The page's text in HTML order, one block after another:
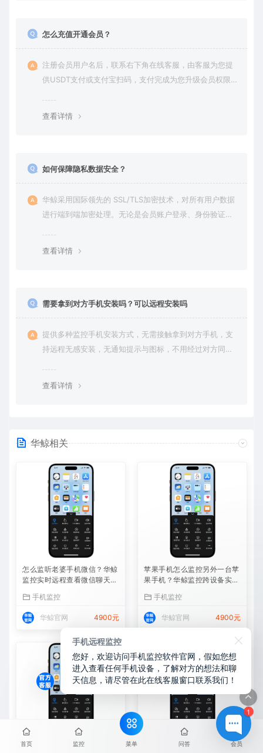
怎么充值开通会员？
注册会员用户名后，联系右下角在线客服，由客服为您提
供USDT支付或支付宝扫码，支付完成为您升级会员权限后
查看详情
如何保障隐私数据安全？
华鲸采用国际领先的 SSL/TLS加密技术，对所有用户数据
进行端到端加密处理。无论是会员账户登录、身份验证还
查看详情
需要拿到对方手机安装吗？可以远程安装吗
提供多种监控手机安装方式，无需接触拿到对方手机，支
持远程无感安装，无通知提示与图标，不用经过对方同意
查看详情
华鲸相关
怎么监听老婆手机微信？华鲸
监控实时远程查看微信聊天记
手机监控
华鲸官网 4900元
苹果手机怎么监控另外一台苹
果手机？华鲸监控跨设备实时
手机监控
华鲸官网 4900元
苹果手机同屏监控软件——华 怎么监控老婆的苹果手机
首页 监控 菜单 问答 会员
1
手机远程监控
您好，欢迎访问手机监控软件官网，假如您想
进入查看任何手机设备，了解对方的想法和聊
天信息，请尽管在此在线客服窗口联系我们！